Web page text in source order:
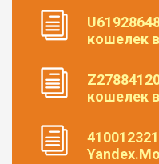
кошелек
кошелек